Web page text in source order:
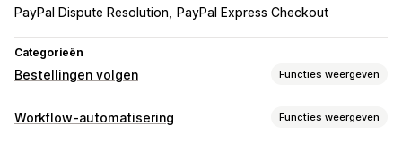
PayPal Dispute Resolution
PayPal Express Checkout
Categorieën
Bestellingen volgen Functies weergeven
Tracking
Workflow-automatisering Functies weergeven